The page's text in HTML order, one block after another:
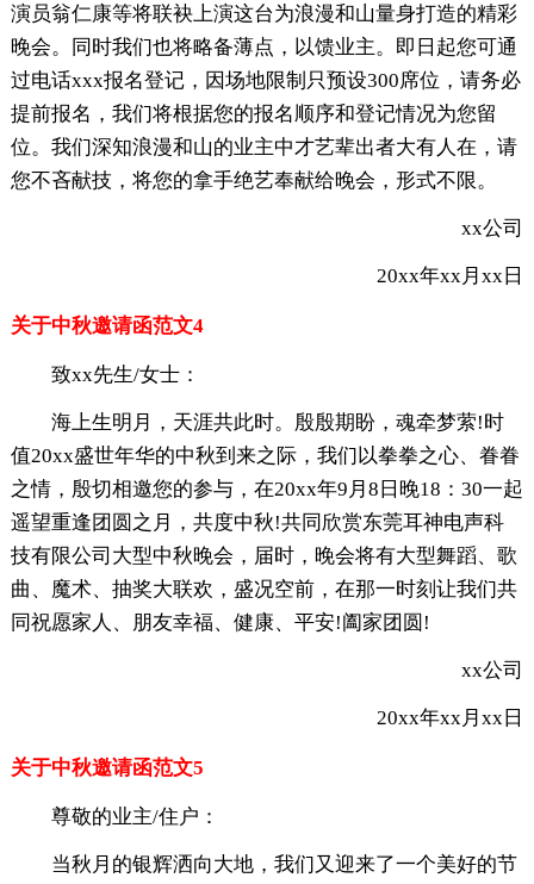
演员翁仁康等将联袂上演这台为浪漫和山量身打造的精彩
晚会。同时我们也将略备薄点，以馈业主。即日起您可通
过电话xxx报名登记，因场地限制只预设300席位，请务必
提前报名，我们将根据您的报名顺序和登记情况为您留
位。我们深知浪漫和山的业主中才艺辈出者大有人在，请
您不吝献技，将您的拿手绝艺奉献给晚会，形式不限。
xx公司
20xx年xx月xx日
关于中秋邀请函范文4
致xx先生/女士：
海上生明月，天涯共此时。殷殷期盼，魂牵梦萦!时
值20xx盛世年华的中秋到来之际，我们以拳拳之心、眷眷
之情，殷切相邀您的参与，在20xx年9月8日晚18：30一起
遥望重逢团圆之月，共度中秋!共同欣赏东莞耳神电声科
技有限公司大型中秋晚会，届时，晚会将有大型舞蹈、歌
曲、魔术、抽奖大联欢，盛况空前，在那一时刻让我们共
同祝愿家人、朋友幸福、健康、平安!阖家团圆!
xx公司
20xx年xx月xx日
关于中秋邀请函范文5
尊敬的业主/住户：
当秋月的银辉洒向大地，我们又迎来了一个美好的节